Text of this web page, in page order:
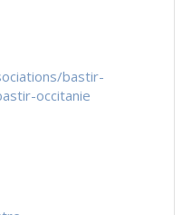
bastir-
occitanie